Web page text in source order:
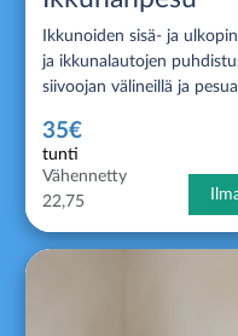
Ikkunoiden sisä- ja
ja ikkunalautojen
siivoojan välineillä ja
35€
tunti
Vähennetty
22,75